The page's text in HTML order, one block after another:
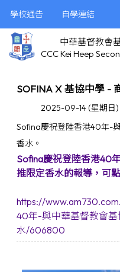
學校通告 自學連結
中華基督教會
CCC Kei Heep
SOFINA X 基協中學 -
2025-09-14 (星期日)
Sofina慶祝登陸香港40年-
香水。
Sofina慶祝登陸香港40
推限定香水的報導，可
https://
40年-與中華基督教會
水/606800